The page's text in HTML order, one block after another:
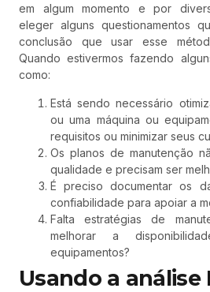
em algum momento e por
eleger alguns questionamentos
conclusão que usar esse
Quando estivermos fazendo
como:
Está sendo necessário
ou uma máquina ou
requisitos ou minimizar seus
Os planos de manutenção
qualidade e precisam ser
É preciso documentar os
confiabilidade para apoiar a
Falta estratégias de
melhorar a
equipamentos?
Usando a análise